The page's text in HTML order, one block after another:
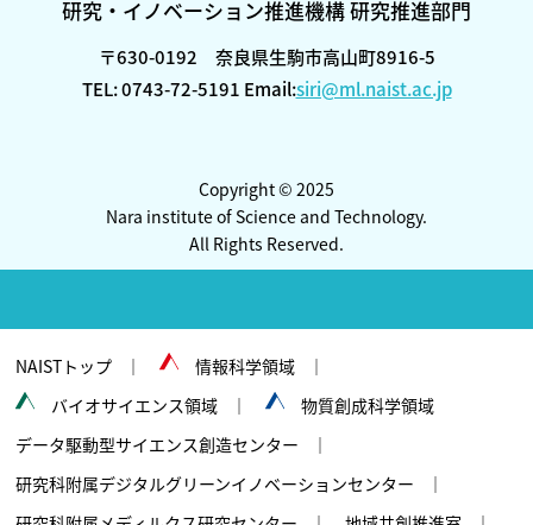
研究・イノベーション推進機構 研究推進部門
〒630-0192 奈良県生駒市高山町8916-5
TEL: 0743-72-5191 Email:siri@ml.naist.ac.jp
Copyright © 2025
Nara institute of Science and Technology.
All Rights Reserved.
NAISTトップ
情報科学領域
バイオサイエンス領域
物質創成科学領域
データ駆動型サイエンス創造センター
研究科附属デジタルグリーンイノベーションセンター